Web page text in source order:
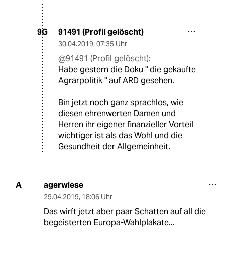
9G 91491 (Profil gelöscht)
30.04.2019, 07:35 Uhr
@91491 (Profil gelöscht):
Habe gestern die Doku " die gekaufte
Agrarpolitik " auf ARD gesehen.
Bin jetzt noch ganz sprachlos, wie
diesen ehrenwerten Damen und
Herren ihr eigener finanzieller Vorteil
wichtiger ist als das Wohl und die
Gesundheit der Allgemeinheit.
A agerwiese
29.04.2019, 18:06 Uhr
Das wirft jetzt aber paar Schatten auf all die
begeisterten Europa-Wahlplakate...